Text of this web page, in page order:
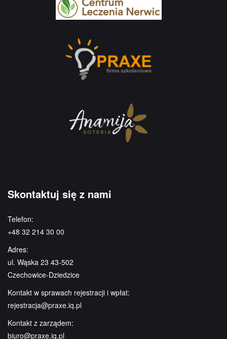
Skontaktuj się z nami
Telefon:
+48 32 214 30 00
Adres:
ul. Wąska 23 43-502
Czechowice-Dziedzice
Kontakt w sprawach rejestracji i wpłat:
rejestracja@praxe.iq.pl
Kontakt z zarządem:
biuro@praxe.iq.pl